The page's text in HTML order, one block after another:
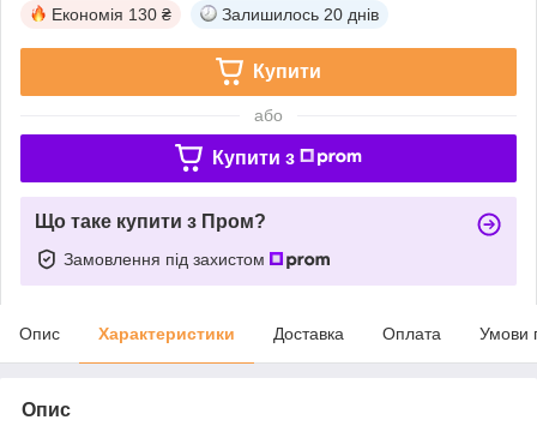
Економія 130 ₴ Залишилось 20 днів
Купити
або
Купити з
Що таке купити з Пром?
Замовлення під захистом
Опис Характеристики Доставка Оплата Умови
Опис